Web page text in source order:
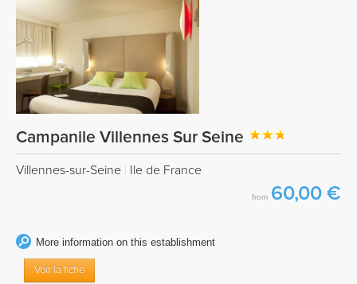
Campanile Villennes Sur Seine
Villennes-sur-Seine Ile de France
from 60,00 €
More information on this establishment
Voir la fiche